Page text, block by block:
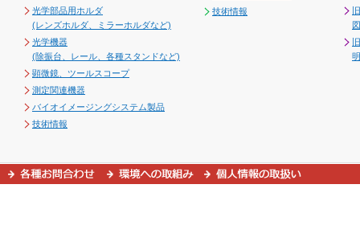
光学部品用ホルダ
(レンズホルダ、ミラーホルダなど)
光学機器
(除振台、レール、各種スタンドなど)
顕微鏡、ツールスコープ
測定関連機器
バイオイメージングシステム製品
技術情報
技術情報